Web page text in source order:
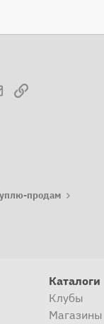
Электронная почта
Ссылка
продам
Каталоги
Клубы
Магазины